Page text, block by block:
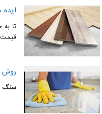
تا
روش
سنگ